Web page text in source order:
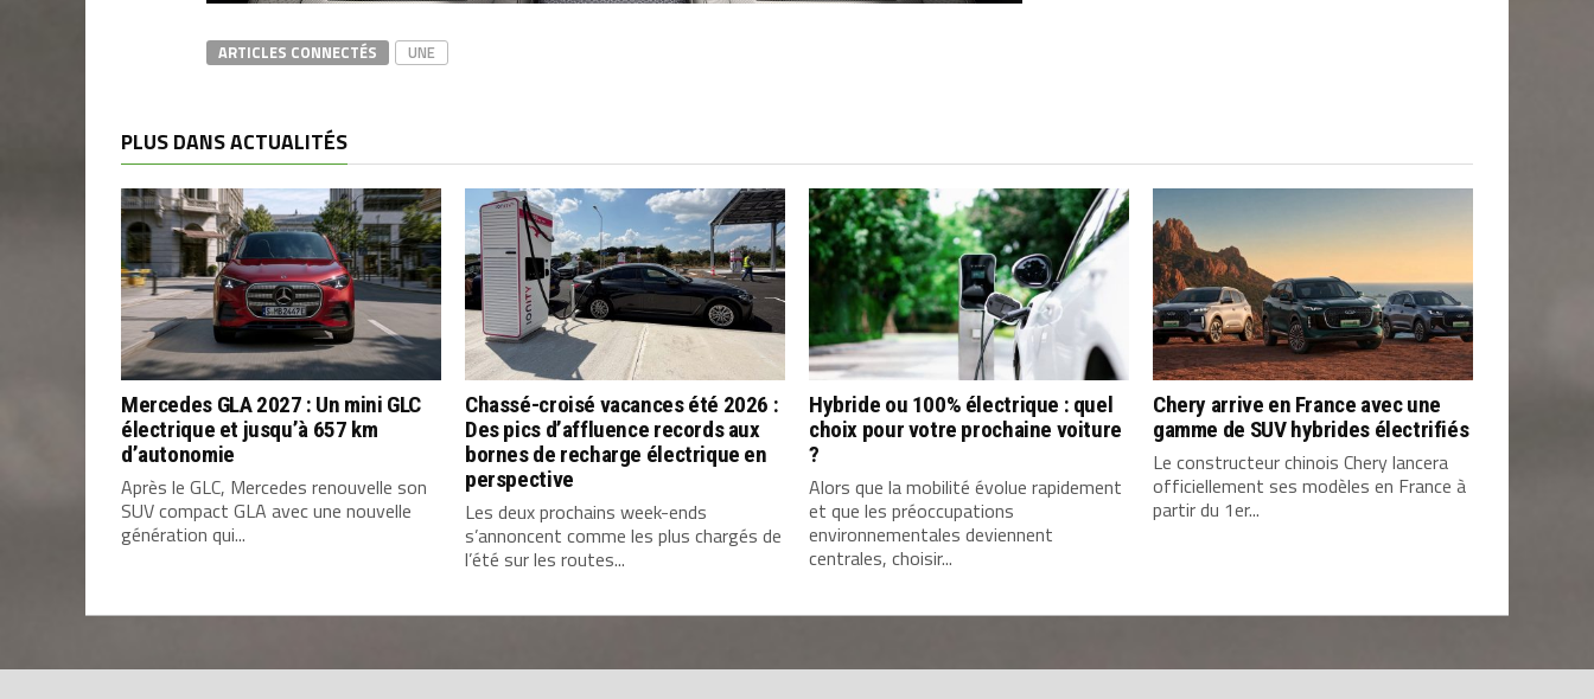
ARTICLES CONNECTÉS UNE
PLUS DANS ACTUALITÉS
Mercedes GLA 2027 : Un mini GLC
électrique et jusqu’à 657 km
d’autonomie
Après le GLC, Mercedes renouvelle son
SUV compact GLA avec une nouvelle
génération qui...
Chassé-croisé vacances été 2026 :
Des pics d’affluence records aux
bornes de recharge électrique en
perspective
Les deux prochains week-ends
s’annoncent comme les plus chargés de
l’été sur les routes...
Hybride ou 100% électrique : quel
choix pour votre prochaine voiture
?
Alors que la mobilité évolue rapidement
et que les préoccupations
environnementales deviennent
centrales, choisir...
Chery arrive en France avec une
gamme de SUV hybrides électrifiés
Le constructeur chinois Chery lancera
officiellement ses modèles en France à
partir du 1er...